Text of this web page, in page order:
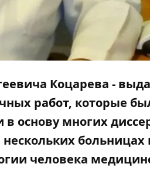
Коцарева -
работ, которые
основу многих
человека